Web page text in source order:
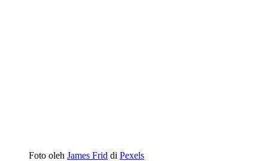
Foto oleh James Frid di Pexels